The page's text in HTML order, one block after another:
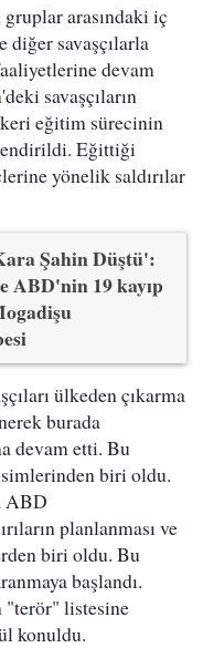
arasındaki iç
diğer savaşçılarla
devam
savaşçıların
eğitim sürecinin
Eğittiği
yönelik saldırılar
Şahin Düştü':
ABD'nin 19 kayıp
ülkeden çıkarma
burada
devam etti. Bu
biri oldu.
ABD
planlanması ve
biri oldu. Bu
başlandı.
"terör" listesine
konuldu.